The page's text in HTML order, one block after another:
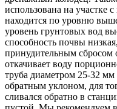
использована на участке
находится по уровню
уровень грунтовых вод
способность почвы
принудительным
откачивает воду
труба диаметром 25-32
обратным уклоном, для
сливался обратно в